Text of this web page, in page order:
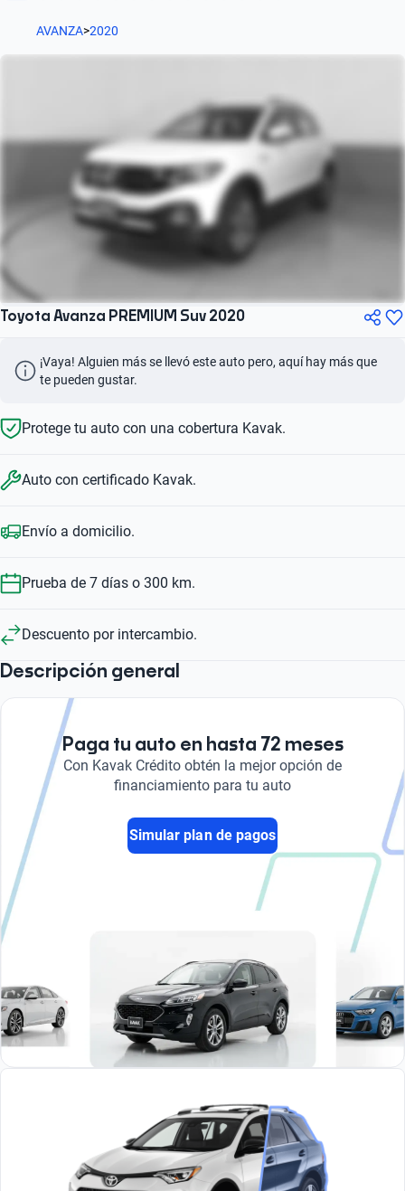
AVANZA>2020
Toyota Avanza PREMIUM Suv 2020
¡Vaya! Alguien más se llevó este auto pero, aquí hay más que
te pueden gustar.
Protege tu auto con una cobertura Kavak.
Auto con certificado Kavak.
Envío a domicilio.
Prueba de 7 días o 300 km.
Descuento por intercambio.
Descripción general
Paga tu auto en hasta 72 meses
Con Kavak Crédito obtén la mejor opción de
financiamiento para tu auto
Simular plan de pagos